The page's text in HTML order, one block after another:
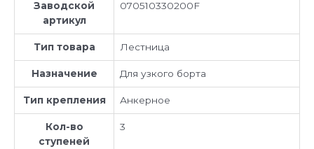
Заводской
артикул
070510330200F
Тип товара Лестница
Назначение Для узкого борта
Тип крепления Анкерное
Кол-во
ступеней
3